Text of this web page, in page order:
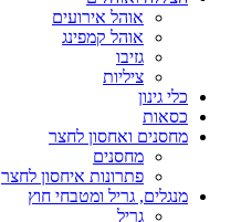
אוהל אירועים
אוהל קמפינג
גזיבו
ציליות
כלי גינון
כסאות
מחסנים ואחסון לחצר
מחסנים
פתרונות איחסון לחצר
מנגלים, גריל ומטבחי חוץ
גריל